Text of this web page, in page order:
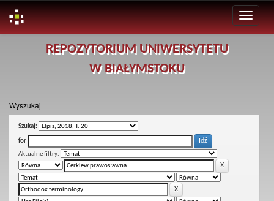
REPOZYTORIUM UNIWERSYTETU
W BIAŁYMSTOKU
Wyszukaj
Szukaj:
for
Aktualne filtry: